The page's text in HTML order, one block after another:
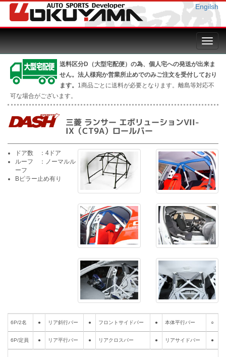
Engilsh
送料区分D（大型宅配便）の為、個人宅への発送が出来ま
せん。法人様宛か営業所止めでのみご注文を受付しており
ます。 1商品ごとに送料が必要となります。離島等対応不
可な場合がございます。
三菱 ランサー エボリューションVII-
IX（CT9A）ロールバー
ドア数 ：4ドア
ルーフ ：ノーマルル
ーフ
Bピラー止め有り
6P/2名 ● リア斜行バー ● フロントサイドバー ● 本体平行バー ○
6P/定員 ● リア平行バー ● リアクロスバー ● リアサイドバー ●